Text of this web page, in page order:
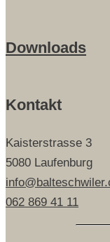
Downloads
Kontakt
Kaisterstrasse 3
5080 Laufenburg
062 869 41 11